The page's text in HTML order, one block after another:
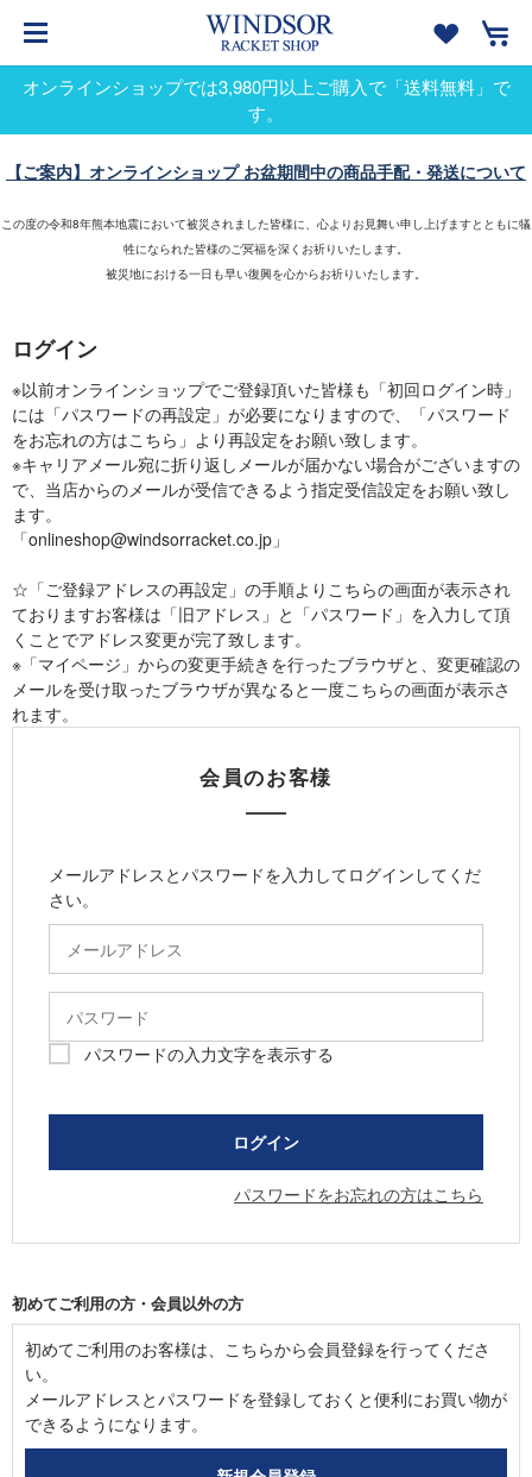
オンラインショップでは3,980円以上ご購入で「送料無料」で
す。
【ご案内】オンラインショップ お盆期間中の商品手配・発送について
この度の令和8年熊本地震において被災されました皆様に、心よりお見舞い申し上げますとともに犠
牲になられた皆様のご冥福を深くお祈りいたします。
被災地における一日も早い復興を心からお祈りいたします。
ログイン
※以前オンラインショップでご登録頂いた皆様も「初回ログイン時」
には「パスワードの再設定」が必要になりますので、「パスワード
をお忘れの方はこちら」より再設定をお願い致します。
※キャリアメール宛に折り返しメールが届かない場合がございますの
で、当店からのメールが受信できるよう指定受信設定をお願い致し
ます。
「onlineshop@windsorracket.co.jp」
☆「ご登録アドレスの再設定」の手順よりこちらの画面が表示され
ておりますお客様は「旧アドレス」と「パスワード」を入力して頂
くことでアドレス変更が完了致します。
※「マイページ」からの変更手続きを行ったブラウザと、変更確認の
メールを受け取ったブラウザが異なると一度こちらの画面が表示さ
れます。
会員のお客様
メールアドレスとパスワードを入力してログインしてくだ
さい。
パスワードの入力文字を表示する
パスワードをお忘れの方はこちら
初めてご利用の方・会員以外の方
初めてご利用のお客様は、こちらから会員登録を行ってくださ
い。
メールアドレスとパスワードを登録しておくと便利にお買い物が
できるようになります。